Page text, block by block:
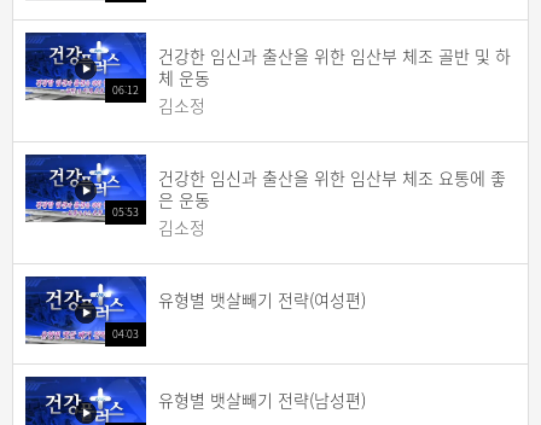
06:12
건강한 임신과 출산을 위한 임산부 체조 골반 및 하
체 운동
김소정
05:53
건강한 임신과 출산을 위한 임산부 체조 요통에 좋
은 운동
김소정
04:03
유형별 뱃살빼기 전략(여성편)
유형별 뱃살빼기 전략(남성편)